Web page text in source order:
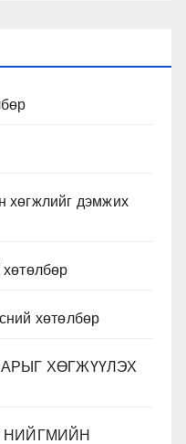
хөгжлийг дэмжих
хөтөлбөр
ХӨГЖҮҮЛЭХ
НИЙГМИЙН